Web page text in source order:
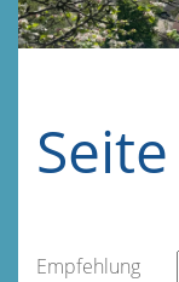
Empfehlung